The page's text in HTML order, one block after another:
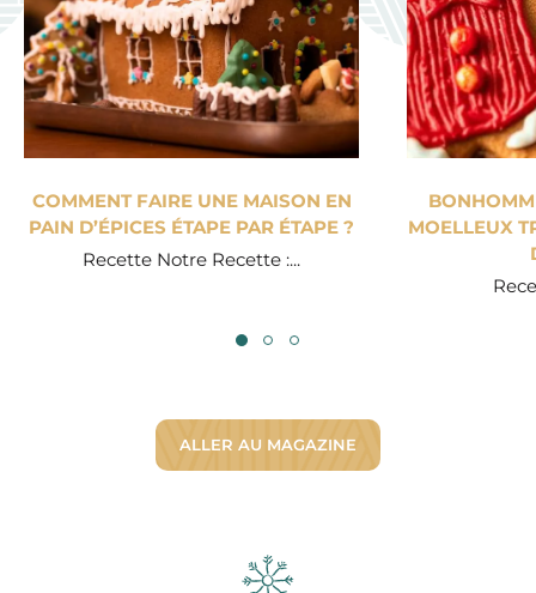
COMMENT FAIRE UNE MAISON EN
PAIN D’ÉPICES ÉTAPE PAR ÉTAPE ?
Recette Notre Recette :...
MOELLEUX
ALLER AU MAGAZINE